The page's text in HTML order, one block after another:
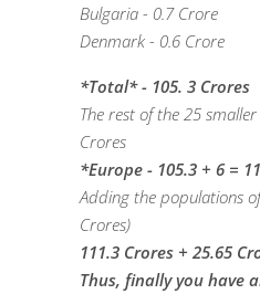
Bulgaria - 0.7 Crore
Denmark - 0.6 Crore
*Total* - 105. 3 Crores
The rest of the 25
Crores
*Europe - 105.3 + 6 =
Adding the populations
Crores)
111.3 Crores + 25.65
Thus, finally you have